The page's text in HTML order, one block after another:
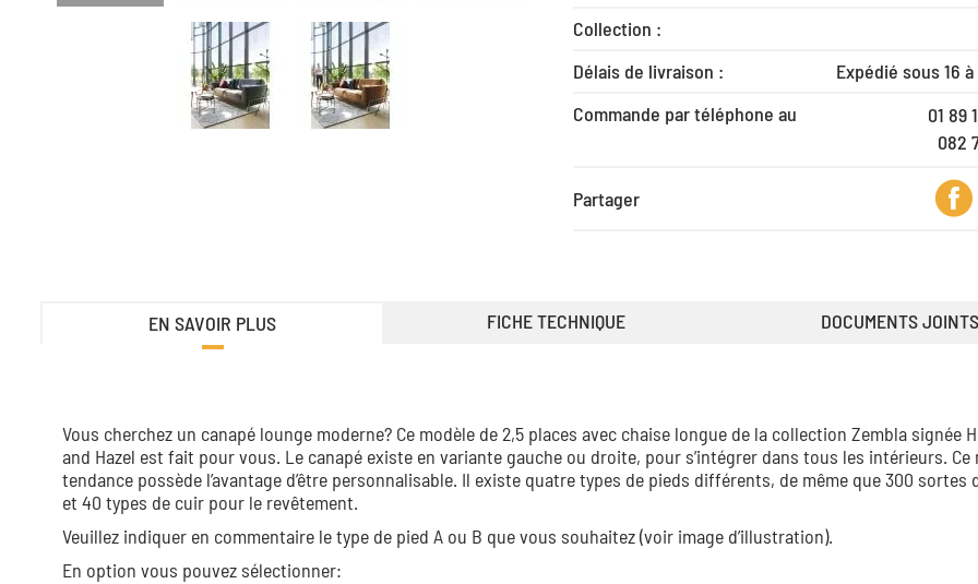
Collection :
Délais de livraison :
Expédié sous 16
Commande par téléphone au
01 89
082
Partager
EN SAVOIR PLUS FICHE TECHNIQUE DOCUMENTS JOINTS
Vous cherchez un canapé lounge moderne? Ce modèle de 2,5 places avec chaise longue de la collection Zembla signée
and Hazel est fait pour vous. Le canapé existe en variante gauche ou droite, pour s’intégrer dans tous les intérieurs. Ce
tendance possède l’avantage d’être personnalisable. Il existe quatre types de pieds différents, de même que 300 sortes
et 40 types de cuir pour le revêtement.
Veuillez indiquer en commentaire le type de pied A ou B que vous souhaitez (voir image d’illustration).
En option vous pouvez sélectionner: